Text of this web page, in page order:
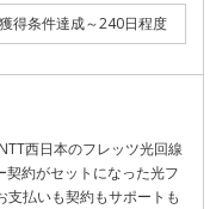
得条件達成～240日程度
西日本のフレッツ光回線
契約がセットになった光フ
支払いも契約もサポートも